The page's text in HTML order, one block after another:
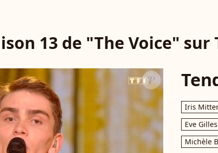
13 de "The Voice" sur
Iris
Eve
Michèle